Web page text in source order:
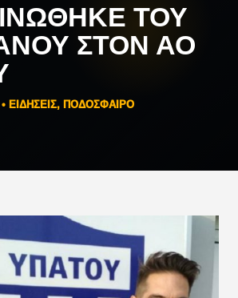
ΤΟΥ
ΣΤΟΝ ΑΟ
ΕΙΔΗΣΕΙΣ, ΠΟΔΟΣΦΑΙΡΟ